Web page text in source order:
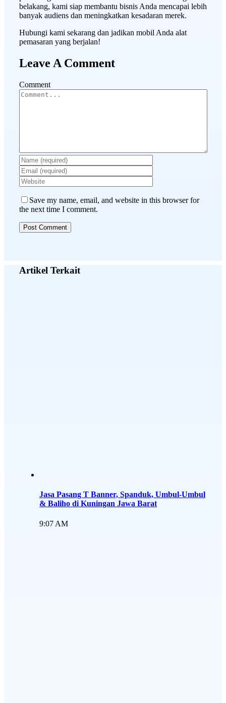
belakang, kami siap membantu bisnis Anda mencapai lebih
banyak audiens dan meningkatkan kesadaran merek.
Hubungi kami sekarang dan jadikan mobil Anda alat
pemasaran yang berjalan!
Leave A Comment
Comment
Save my name, email, and website in this browser for
the next time I comment.
Artikel Terkait
Jasa Pasang T Banner, Spanduk, Umbul-Umbul
& Baliho di Kuningan Jawa Barat
9:07 AM